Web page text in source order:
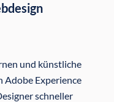
und künstliche
Adobe Experience
schneller